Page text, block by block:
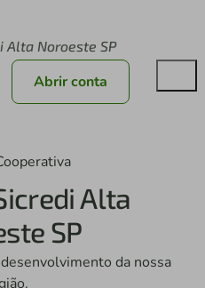
Alta Noroeste SP
Abrir conta
Alta
SP
da nossa